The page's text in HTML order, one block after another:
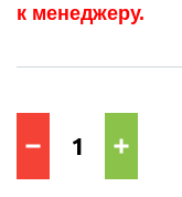
к менеджеру.